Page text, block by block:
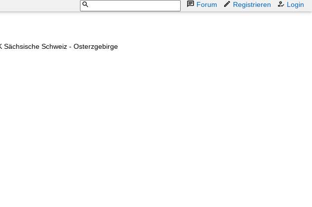
Forum Registrieren Login
Sächsische Schweiz - Osterzgebirge